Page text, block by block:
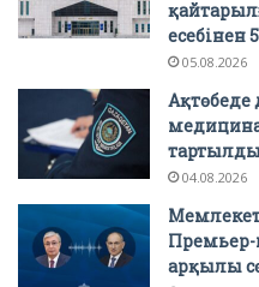
есебінен
05.08.2026
Ақтөбеде
04.08.2026
Премьер-
арқылы